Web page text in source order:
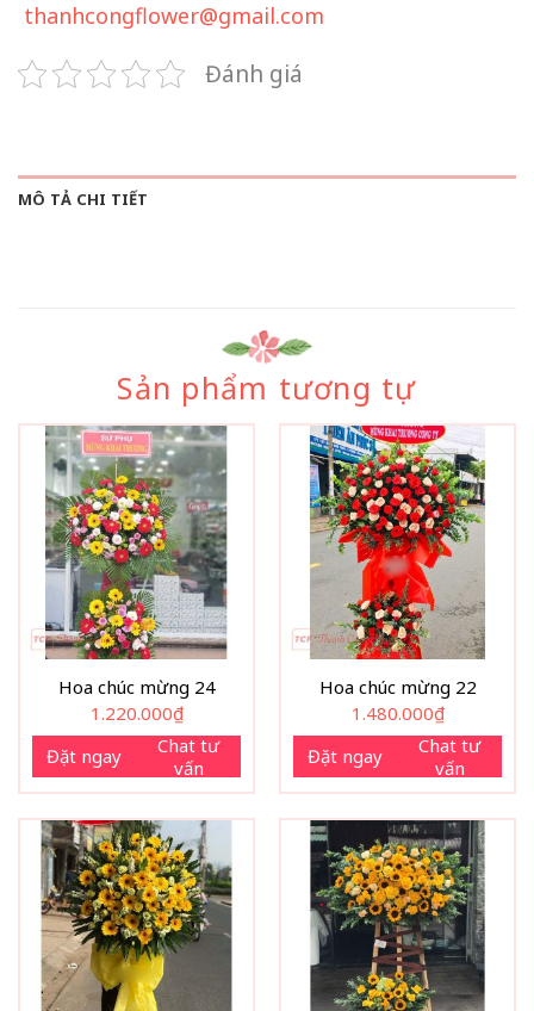
thanhcongflower@gmail.com
Đánh giá
MÔ TẢ CHI TIẾT
Sản phẩm tương tự
Hoa chúc mừng 24
1.220.000₫
Đặt ngay
Chat tư
vấn
Hoa chúc mừng 22
1.480.000₫
Đặt ngay
Chat tư
vấn